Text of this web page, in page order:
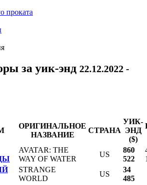
проката
за уик-энд 22.12.2022 -
ОРИГИНАЛЬНОЕ
НАЗВАНИЕ
СТРАНА
УИК-
ЭНД
($)
AVATAR: THE
WAY OF WATER
US
860
522
STRANGE
WORLD
US
34
485